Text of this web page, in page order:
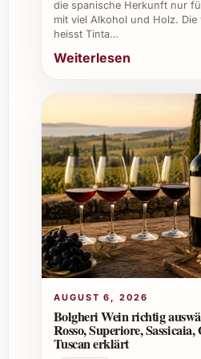
Wird der Wein
folgt hohen
Weinbaupraktiken.
Wo kann man den Wein
erwerben?
Erhältlich in
Online-Weinshops oder
in Spanien.
Individuelle Tipps für
Private Feiern:
Sommerfeste oder
die spanische Herkunft nur
mit viel Alkohol und Holz. Die
heisst Tinta…
Weiterlesen
AUGUST 6, 2026
Bolgheri Wein richtig
Rosso, Superiore,
Tuscan erklärt